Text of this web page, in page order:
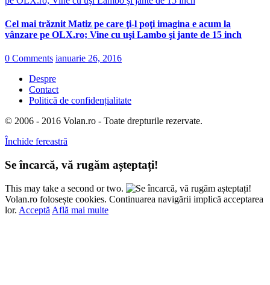
Cel mai trăznit Matiz pe care ţi-l poţi imagina e acum la
vânzare pe OLX.ro; Vine cu uşi Lambo şi jante de 15 inch
0 Comments ianuarie 26, 2016
Despre
Contact
Politică de confidențialitate
© 2006 - 2016 Volan.ro - Toate drepturile rezervate.
Închide fereastră
Se încarcă, vă rugăm așteptați!
This may take a second or two.
Volan.ro folosește cookies. Continuarea navigării implică acceptarea
lor. Acceptă Află mai multe